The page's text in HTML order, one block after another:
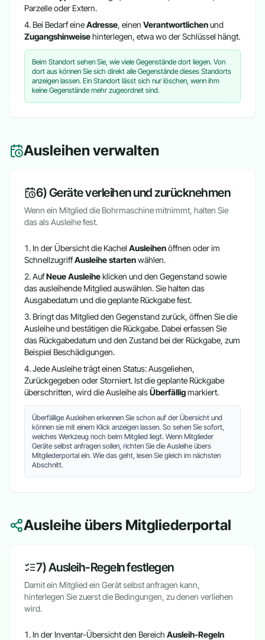
Parzelle oder Extern.
Bei Bedarf eineAdresse, einen Verantwortlichenund
Zugangshinweisehinterlegen, etwa wo der Schlüssel hängt.
Beim Standort sehen Sie, wie viele Gegenstände dort liegen. Von
dort aus können Sie sich direkt alle Gegenstände dieses Standorts
anzeigen lassen. Ein Standort lässt sich nur löschen, wenn ihm
keine Gegenstände mehr zugeordnet sind.
Ausleihen verwalten
6) Geräte verleihen und zurücknehmen
Wenn ein Mitglied die Bohrmaschine mitnimmt, halten Sie
das als Ausleihe fest.
In der Übersicht die Kachel Ausleihenöffnen oder im
SchnellzugriffAusleihe startenwählen.
AufNeue Ausleiheklicken und den Gegenstand sowie
das ausleihende Mitglied auswählen. Sie halten das
Ausgabedatum und die geplante Rückgabe fest.
Bringt das Mitglied den Gegenstand zurück, öffnen Sie die
Ausleihe und bestätigen die Rückgabe. Dabei erfassen Sie
das Rückgabedatum und den Zustand bei der Rückgabe, zum
Beispiel Beschädigungen.
Jede Ausleihe trägt einen Status: Ausgeliehen,
Zurückgegeben oder Storniert. Ist die geplante Rückgabe
überschritten, wird die Ausleihe alsÜberfälligmarkiert.
Überfällige Ausleihen erkennen Sie schon auf der Übersicht und
können sie mit einem Klick anzeigen lassen. So sehen Sie sofort,
welches Werkzeug noch beim Mitglied liegt. Wenn Mitglieder
Geräte selbst anfragen sollen, richten Sie die Ausleihe übers
Mitgliederportal ein. Wie das geht, lesen Sie gleich im nächsten
Abschnitt.
Ausleihe übers Mitgliederportal
7) Ausleih-Regeln festlegen
Damit ein Mitglied ein Gerät selbst anfragen kann,
hinterlegen Sie zuerst die Bedingungen, zu denen verliehen
wird.
In der Inventar-Übersicht den Bereich Ausleih-Regeln